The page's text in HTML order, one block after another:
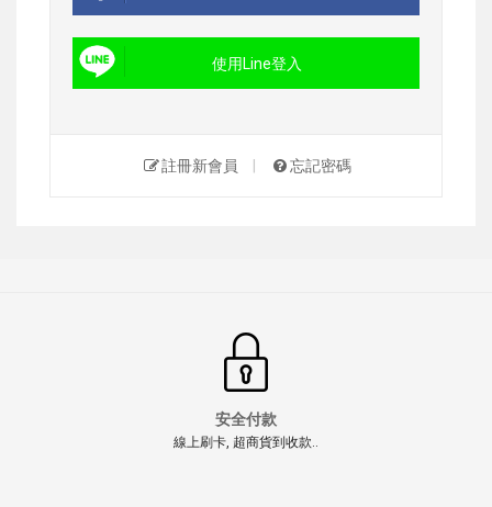
使用Line登入
註冊新會員 | 忘記密碼
安全付款
線上刷卡, 超商貨到收款..